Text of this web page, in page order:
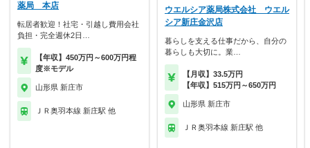
薬局 本店
転居者歓迎！社宅・引越し費用会社
負担・完全週休2日…
【年収】450万円～600万円程
度※モデル
山形県 新庄市
ＪＲ奥羽本線 新庄駅 他
ウエルシア薬局株式会社 ウエル
シア新庄金沢店
暮らしを支える仕事だから、自分の
暮らしも大切に。業…
【月収】33.5万円
【年収】515万円～650万円
山形県 新庄市
ＪＲ奥羽本線 新庄駅 他